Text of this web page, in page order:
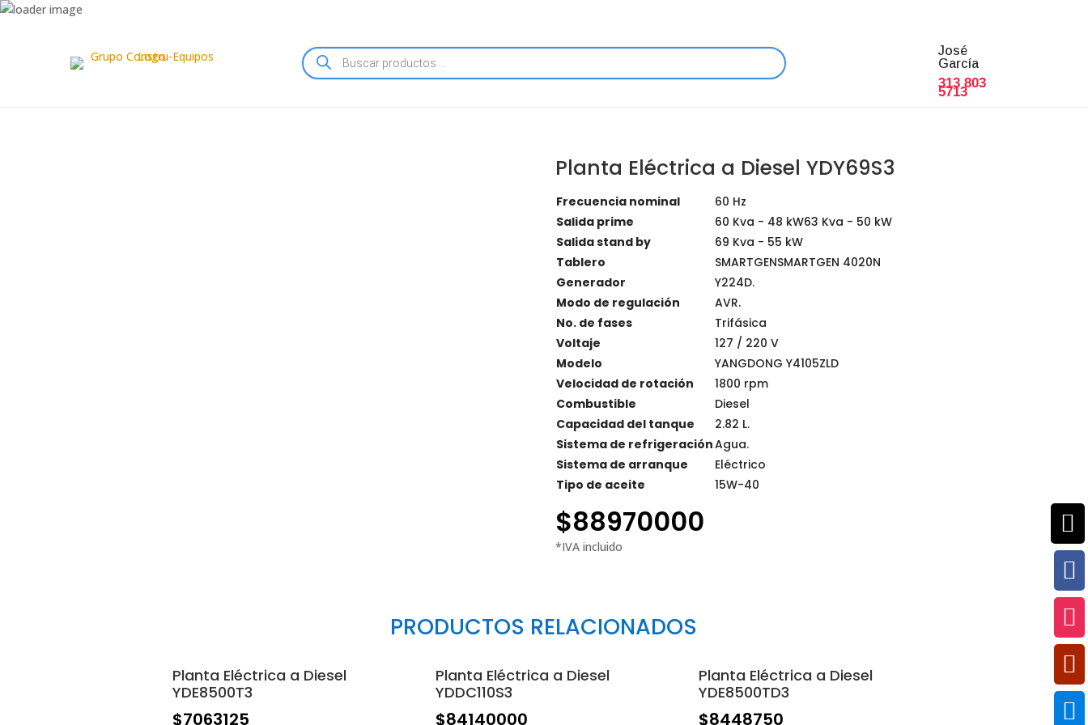
Búsqueda
de
productos
José
García
313 803
5713





Planta Eléctrica a Diesel YDY69S3
Frecuencia nominal
60 Hz
Salida prime
60 Kva - 48 kW63 Kva - 50 kW
Salida stand by
69 Kva - 55 kW
Tablero
SMARTGENSMARTGEN 4020N
Generador
Y224D.
Modo de regulación
AVR.
No. de fases
Trifásica
Voltaje
127 / 220 V
Modelo
YANGDONG Y4105ZLD
Velocidad de rotación
1800 rpm
Combustible
Diesel
Capacidad del tanque
2.82 L.
Sistema de refrigeraciónAgua.
Sistema de arranque
Eléctrico
Tipo de aceite
15W-40
$88970000
PRODUCTOS RELACIONADOS
Planta Eléctrica a Diesel
YDE8500T3
$7063125
Planta Eléctrica a Diesel
YDDC110S3
$84140000
Planta Eléctrica a Diesel
YDE8500TD3
$8448750